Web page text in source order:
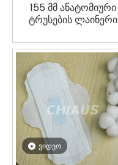
155 მმ ანატომიური
ტრუსების ლაინერი
ვიდეო